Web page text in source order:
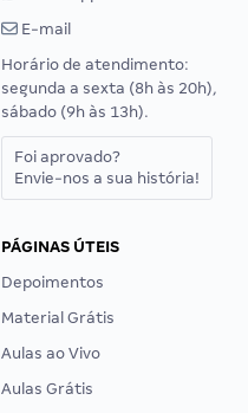
E-mail
Horário de atendimento:
segunda a sexta (8h às 20h),
sábado (9h às 13h).
Foi aprovado?
Envie-nos a sua história!
PÁGINAS ÚTEIS
Depoimentos
Material Grátis
Aulas ao Vivo
Aulas Grátis